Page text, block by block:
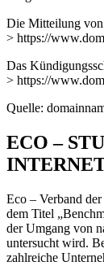
Die Mitteilung
> https://
Das
> https://
Quelle:
ECO –
Eco – Verband
dem Titel
der Umgang von
untersucht wird.
zahlreiche